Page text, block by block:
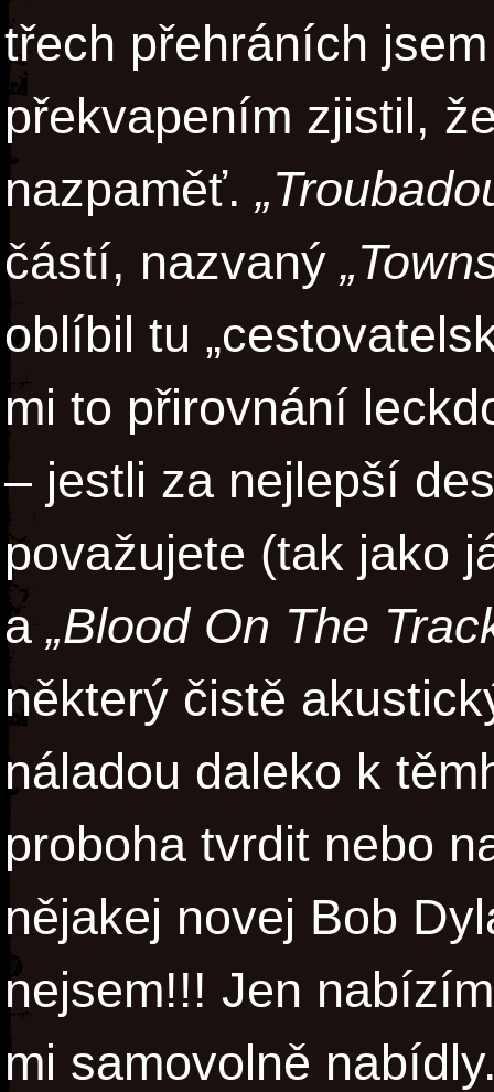
třech přehráních
překvapením zjistil,
nazpaměť.
částí, nazvaný
oblíbil tu
mi to přirovnání
– jestli za nejlepší
považujete (tak jako
a „Blood On The
některý čistě
náladou daleko k
proboha tvrdit nebo
nějakej novej Bob
nejsem!!! Jen
mi samovolně